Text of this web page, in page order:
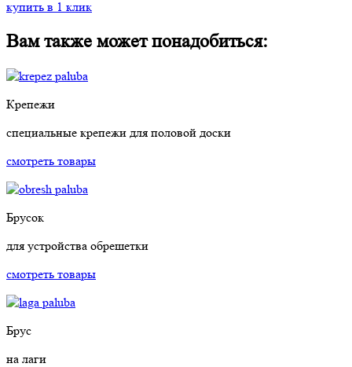
купить в 1 клик
Вам также может понадобиться:
Крепежи
специальные крепежи для половой доски
смотреть товары
Брусок
для устройства обрешетки
смотреть товары
Брус
на лаги